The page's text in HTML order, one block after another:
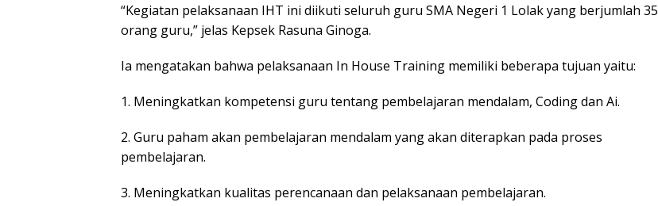
“Kegiatan pelaksanaan IHT ini diikuti seluruh guru SMA Negeri 1 Lolak yang berjumlah 35
orang guru,” jelas Kepsek Rasuna Ginoga.
Ia mengatakan bahwa pelaksanaan In House Training memiliki beberapa tujuan yaitu:
1. Meningkatkan kompetensi guru tentang pembelajaran mendalam, Coding dan Ai.
2. Guru paham akan pembelajaran mendalam yang akan diterapkan pada proses
pembelajaran.
3. Meningkatkan kualitas perencanaan dan pelaksanaan pembelajaran.